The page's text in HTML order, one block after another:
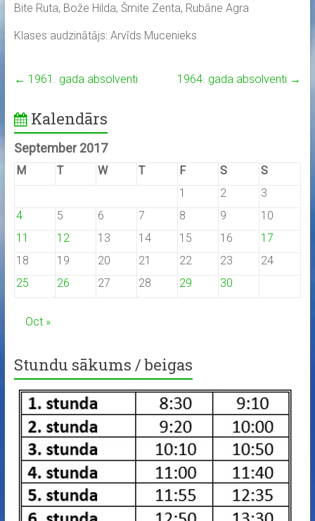
Bite Ruta, Bože Hilda, Šmite Zenta, Rubāne Agra
Klases audzinātājs: Arvīds Mucenieks
← 1961. gada absolventi 1964. gada absolventi →
Kalendārs
September 2017
M T W T F S
S
1
2
3
4
5 6 7 8 9
10
11
12 13 14 15 16
17
18
19 20 21 22 23
24
25
26 27 28 29 30
Oct »
Stundu sākums / beigas